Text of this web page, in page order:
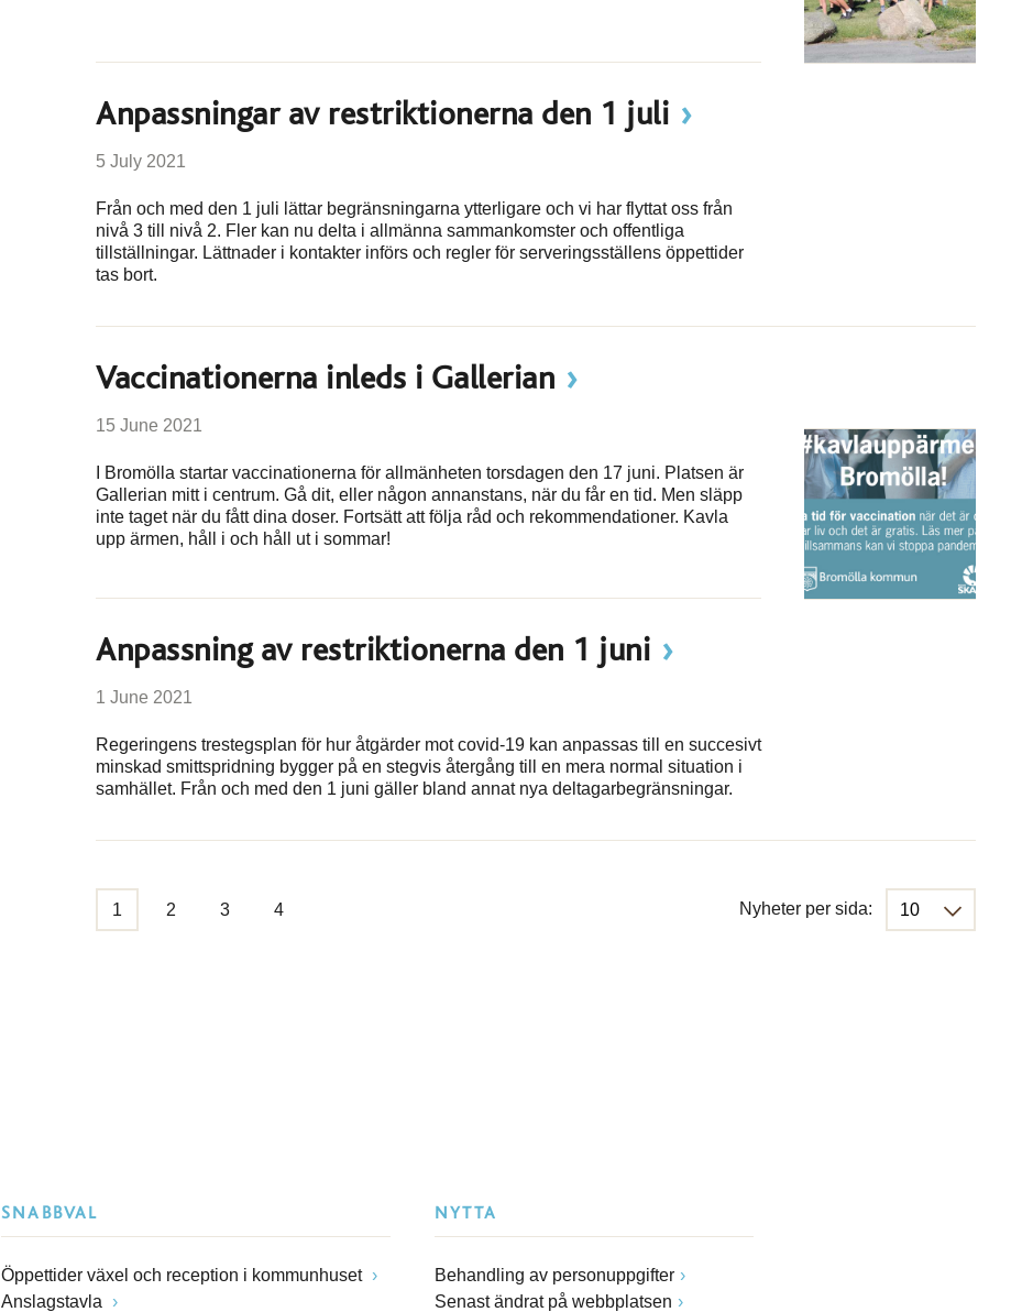
Anpassningar av restriktionerna den 1 juli
5 July 2021
Från och med den 1 juli lättar begränsningarna ytterligare och vi har flyttat oss från
nivå 3 till nivå 2. Fler kan nu delta i allmänna sammankomster och offentliga
tillställningar. Lättnader i kontakter införs och regler för serveringsställens öppettider
tas bort.
Vaccinationerna inleds i Gallerian
15 June 2021
I Bromölla startar vaccinationerna för allmänheten torsdagen den 17 juni. Platsen är
Gallerian mitt i centrum. Gå dit, eller någon annanstans, när du får en tid. Men släpp
inte taget när du fått dina doser. Fortsätt att följa råd och rekommendationer. Kavla
upp ärmen, håll i och håll ut i sommar!
Anpassning av restriktionerna den 1 juni
1 June 2021
Regeringens trestegsplan för hur åtgärder mot covid-19 kan anpassas till en succesivt
minskad smittspridning bygger på en stegvis återgång till en mera normal situation i
samhället. Från och med den 1 juni gäller bland annat nya deltagarbegränsningar.
1 2 3 4 Nyheter per sida:
SNABBVAL
Öppettider växel och reception i kommunhuset
Anslagstavla
NYTTA
Behandling av personuppgifter
Senast ändrat på webbplatsen